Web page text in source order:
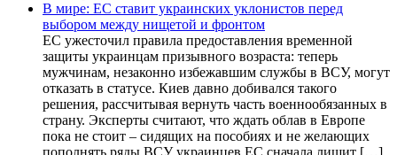
В мире: ЕС ставит украинских уклонистов перед
выбором между нищетой и фронтом
ЕС ужесточил правила предоставления временной
защиты украинцам призывного возраста: теперь
мужчинам, незаконно избежавшим службы в ВСУ, могут
отказать в статусе. Киев давно добивался такого
решения, рассчитывая вернуть часть военнообязанных в
страну. Эксперты считают, что ждать облав в Европе
пока не стоит – сидящих на пособиях и не желающих
пополнять ряды ВСУ украинцев ЕС сначала лишит […]